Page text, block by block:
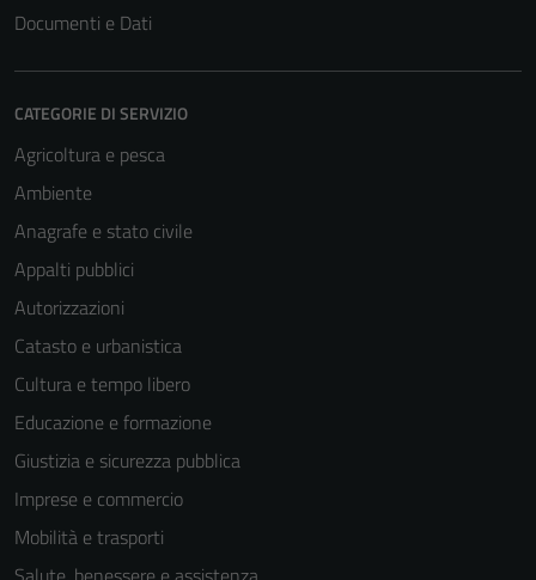
Documenti e Dati
CATEGORIE DI SERVIZIO
Agricoltura e pesca
Ambiente
Anagrafe e stato civile
Appalti pubblici
Autorizzazioni
Catasto e urbanistica
Cultura e tempo libero
Educazione e formazione
Giustizia e sicurezza pubblica
Imprese e commercio
Mobilità e trasporti